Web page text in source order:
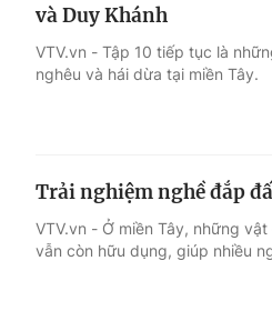
và Duy Khánh
VTV.vn - Tập 10 tiếp tục là
nghêu và hái dừa tại miền Tây.
Trải nghiệm nghề đắp
VTV.vn - Ở miền Tây, những
vẫn còn hữu dụng, giúp nhiều